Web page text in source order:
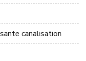
canalisation